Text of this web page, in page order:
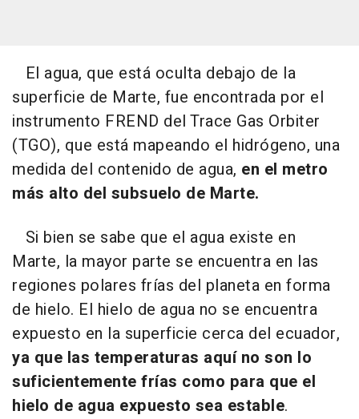
El agua, que está oculta debajo de la
superficie de Marte, fue encontrada por el
instrumento FREND del Trace Gas Orbiter
(TGO), que está mapeando el hidrógeno, una
medida del contenido de agua, en el metro
más alto del subsuelo de Marte.
Si bien se sabe que el agua existe en
Marte, la mayor parte se encuentra en las
regiones polares frías del planeta en forma
de hielo. El hielo de agua no se encuentra
expuesto en la superficie cerca del ecuador,
ya que las temperaturas aquí no son lo
suficientemente frías como para que el
hielo de agua expuesto sea estable.